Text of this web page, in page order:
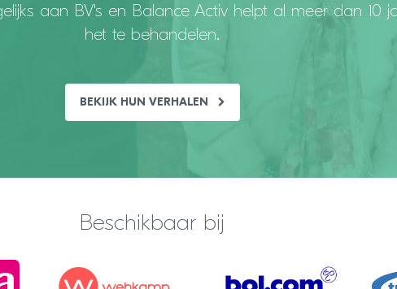
aan BV's en Balance Activ helpt al meer dan 10
het te behandelen.
BEKIJK HUN VERHALEN
Beschikbaar bij